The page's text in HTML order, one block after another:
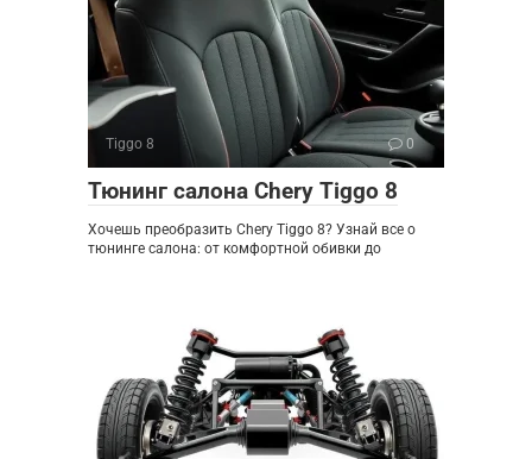
Tiggo 8 0
Тюнинг салона Chery Tiggo 8
Хочешь преобразить Chery Tiggo 8? Узнай все о
тюнинге салона: от комфортной обивки до